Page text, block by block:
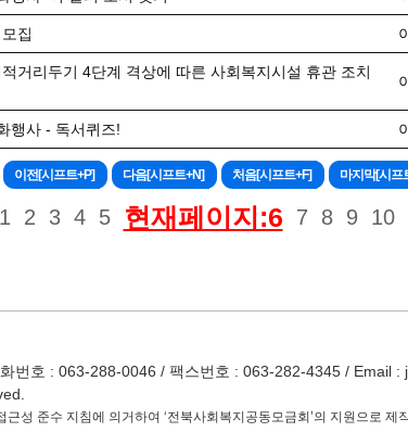
집
거리두기 4단계 격상에 따른 사회복지시설 휴관 조치
행사 - 독서퀴즈!
1 2 3 4 5 현재페이지:6 7 8 9 10
번호 : 063-288-0046 / 팩스번호 : 063-282-4345 / Email :
성 준수 지침에 의거하여 ‘전북사회복지공동모금회’의 지원으로 제